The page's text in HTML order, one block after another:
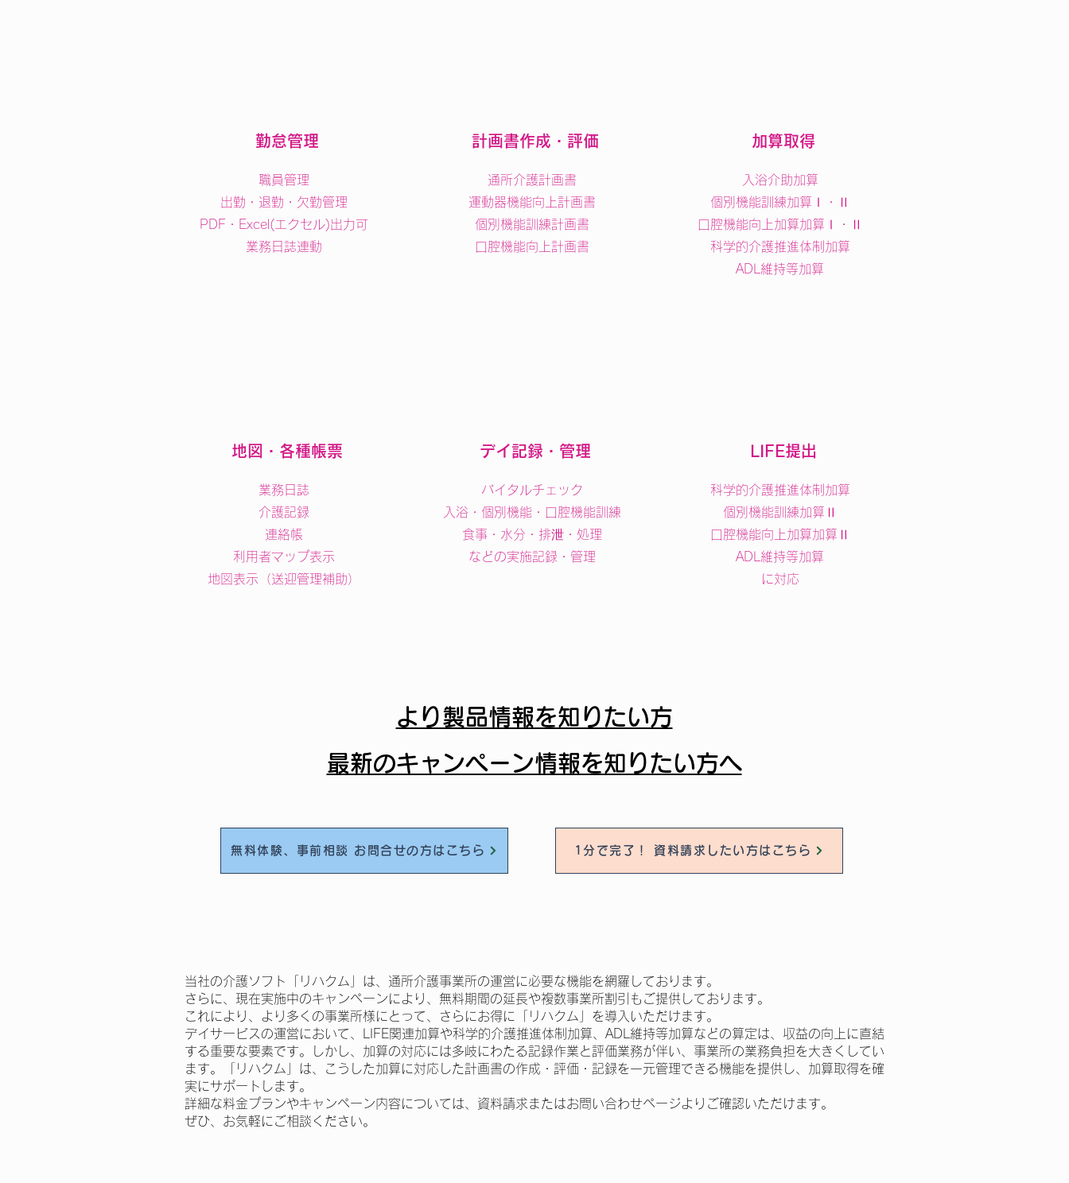
勤怠管理
職員管理
出勤・退勤・欠勤管理
PDF・Excel(エクセル)出力可
業務日誌連動
地図・各種帳票
業務日誌
介護記録
連絡帳
利用者マップ表示
地図表示（送迎管理補助）​​​
計画書作成・評価
通所介護計画書
運動器機能向上計画書
個別機能訓練計画書
​口腔機能向上計画書
​デイ記録・管理
バイタルチェック
入浴・個別機能・口腔機能訓練
食事・水分・排泄・処理
などの実施記録・管理
加算取得
入浴介助加算
個別機能訓練加算Ⅰ・Ⅱ
口腔機能向上加算加算Ⅰ・Ⅱ
科学的介護推進体制加算
​ADL維持等加算
LIFE提出
科学的介護推進体制加算
個別機能訓練加算Ⅱ
口腔機能向上加算加算Ⅱ
​ADL維持等加算
​に対応
無料体験、事前相談 お問合せの方はこちら 1分で完了！ 資料請求したい方はこちら
より製品情報を知りたい方
最新のキャンペーン情報を知りたい方へ
当社の介護ソフト「リハクム」は、通所介護事業所の運営に必要な機能を網羅しております。
さらに、現在実施中のキャンペーンにより、無料期間の延長や複数事業所割引もご提供しております。
これにより、より多くの事業所様にとって、さらにお得に「リハクム」を導入いただけます。
デイサービスの運営において、LIFE関連加算や科学的介護推進体制加算、ADL維持等加算などの算定は、収益の向上に直結
する重要な要素です。しかし、加算の対応には多岐にわたる記録作業と評価業務が伴い、事業所の業務負担を大きくしてい
ます。「リハクム」は、こうした加算に対応した計画書の作成・評価・記録を一元管理できる機能を提供し、加算取得を確
実にサポートします。
詳細な料金プランやキャンペーン内容については、資料請求またはお問い合わせページよりご確認いただけます。
ぜひ、お気軽にご相談ください。